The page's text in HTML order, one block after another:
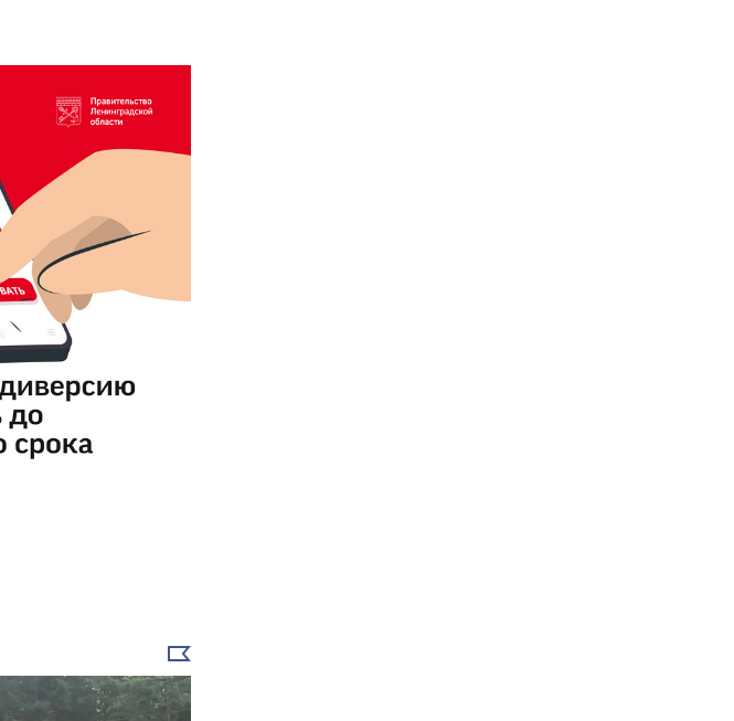
Выбрать
новость